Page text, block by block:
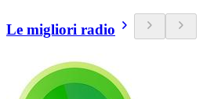
Le migliori radio